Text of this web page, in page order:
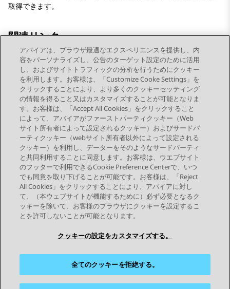
取得できます。
関連リンク
Call Parking（ビデオ）
Send Feedback
トピックナビゲーション
前のトピック 次のトピック
つながりを保つ
サイトマップ 利用規約
プライバシー
アバイアは、ブラウザ最適なエクスペリエンスを提供し、内
容をパーソナライズし、公告のターゲット設定のために活用
し、およびサイトトラフィックの分析を行うためにクッキー
を利用します。お客様は、「Customize Cooke Settings」を
クリックすることにより、より多くのクッキーセッティング
の情報を得ること又はカスタマイズすることが可能となりま
す。お客様は、「Accept All Cookies」をクリックすること
によって、アバイアがファーストパーティクッキー（Web
サイト所有者によって設定されるクッキー）およびサードパ
ーティクッキー（webサイト所有者以外によって設定される
クッキー）を利用し、データーをそのようなサードパーティ
と共同利用することに同意します。お客様は、ウエブサイト
のフッターで利用できるCookie Preference Centerで、いつ
でも同意を取り下げることが可能です。お客様は、「Reject
All Cookies」をクリックすることにより、アバイアに対し
て、（本ウェブサイトが機能するために）必ず必要となるク
ッキーを除いて、お客様のブラウザにクッキーを設定するこ
とを許可しないことが可能となります。
クッキーの設定をカスタマイズする。
全てのクッキーを拒絶する。